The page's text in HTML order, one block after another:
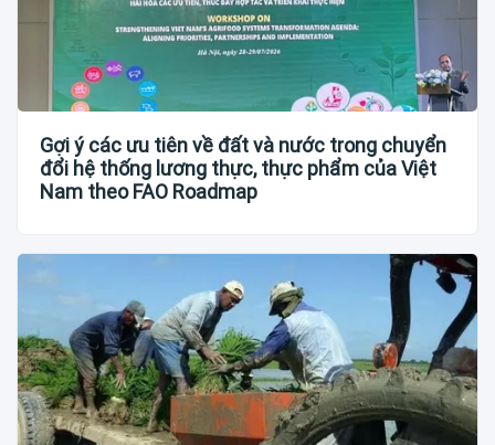
Gợi ý các ưu tiên về đất và nước trong chuyển
đổi hệ thống lương thực, thực phẩm của Việt
Nam theo FAO Roadmap